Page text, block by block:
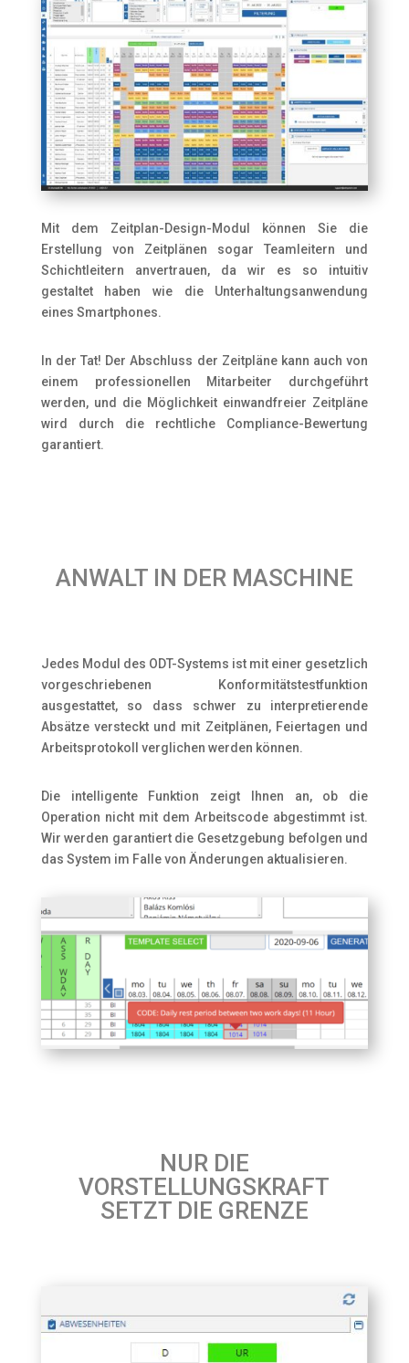
Mit dem Zeitplan-Design-Modul können Sie die
Erstellung von Zeitplänen sogar Teamleitern und
Schichtleitern anvertrauen, da wir es so intuitiv
gestaltet haben wie die Unterhaltungsanwendung
eines Smartphones.
In der Tat! Der Abschluss der Zeitpläne kann auch von
einem professionellen Mitarbeiter durchgeführt
werden, und die Möglichkeit einwandfreier Zeitpläne
wird durch die rechtliche Compliance-Bewertung
garantiert.
ANWALT IN DER MASCHINE
Jedes Modul des ODT-Systems ist mit einer gesetzlich
vorgeschriebenen Konformitätstestfunktion
ausgestattet, so dass schwer zu interpretierende
Absätze versteckt und mit Zeitplänen, Feiertagen und
Arbeitsprotokoll verglichen werden können.
Die intelligente Funktion zeigt Ihnen an, ob die
Operation nicht mit dem Arbeitscode abgestimmt ist.
Wir werden garantiert die Gesetzgebung befolgen und
das System im Falle von Änderungen aktualisieren.
NUR DIE
VORSTELLUNGSKRAFT
SETZT DIE GRENZE